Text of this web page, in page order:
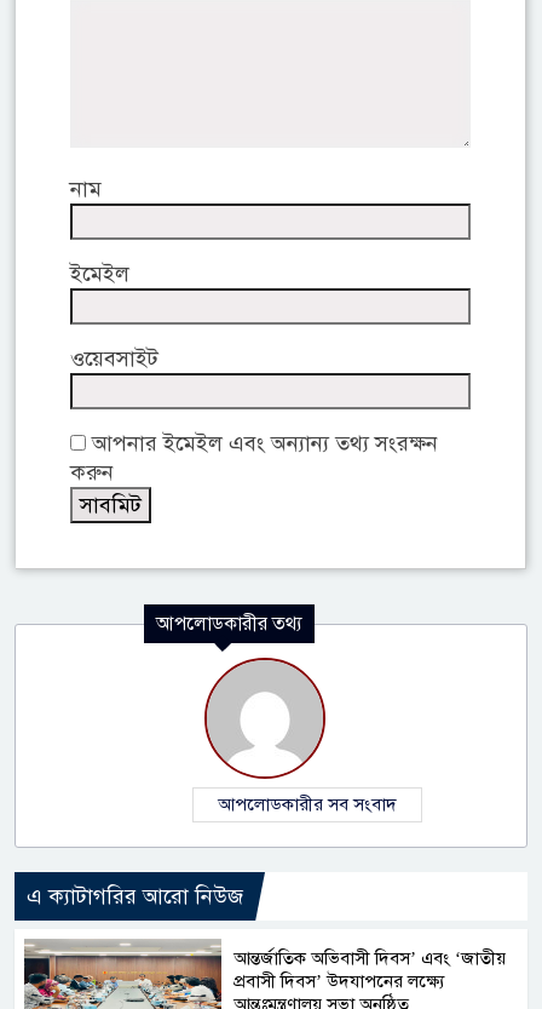
নাম
ইমেইল
ওয়েবসাইট
আপনার ইমেইল এবং অন্যান্য তথ্য সংরক্ষন
করুন
আপলোডকারীর তথ্য
আপলোডকারীর সব সংবাদ
এ ক্যাটাগরির আরো নিউজ
আন্তর্জাতিক অভিবাসী দিবস’ এবং ‘জাতীয়
প্রবাসী দিবস’ উদযাপনের লক্ষ্যে
আন্তঃমন্ত্রণালয় সভা অনুষ্ঠিত